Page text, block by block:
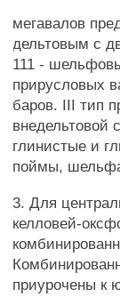
мегавалов
дельтовым с
111 -
прирусловых
баров. III тип
внедельтовой
глинистые и
поймы,
3. Для
келловей-
приурочены к